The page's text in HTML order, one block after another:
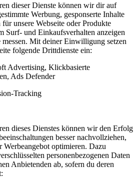
dieser Dienste können wir dir auf
Werbung, gesponserte Inhalte
unsere Webseite oder Produkte
Surf- und Einkaufsverhalten anzeigen
Mit deiner Einwilligung setzen
folgende Drittdienste ein:
Advertising, Klickbasierte
Ads Defender
Tracking
dieses Dienstes können wir den Erfolg
besser nachvollziehen,
Werbeangebot optimieren. Dazu
personenbezogenen Daten
Anbietenden ab, sofern du deren